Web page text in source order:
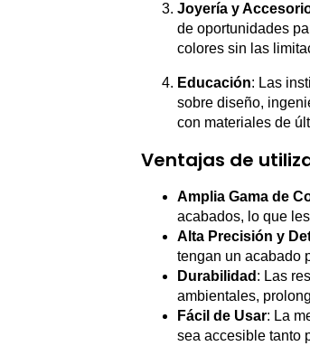
Joyería y
de oportunidades
colores sin las
Educación: Las
sobre diseño,
con materiales de
Ventajas de
Amplia Gama de
acabados, lo que
Alta Precisión y
tengan un acabado
Durabilidad : Las
ambientales,
Fácil de Usar: La
sea accesible tanto